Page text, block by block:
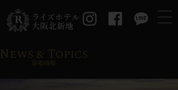
News & Topics